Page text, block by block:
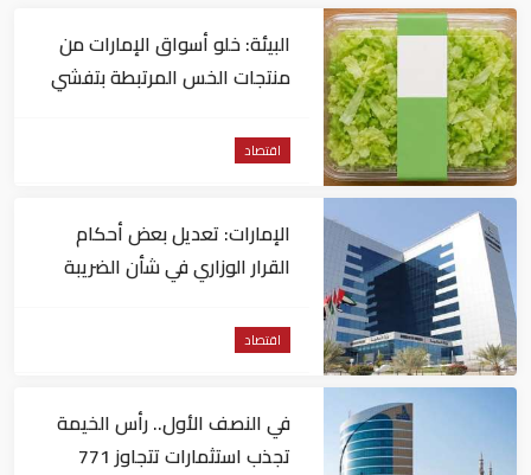
البيئة: خلو أسواق الإمارات من
منتجات الخس المرتبطة بتفشي
اقتصاد
الإمارات: تعديل بعض أحكام
القرار الوزاري في شأن الضريبة
اقتصاد
في النصف الأول.. رأس الخيمة
تجذب استثمارات تتجاوز 771